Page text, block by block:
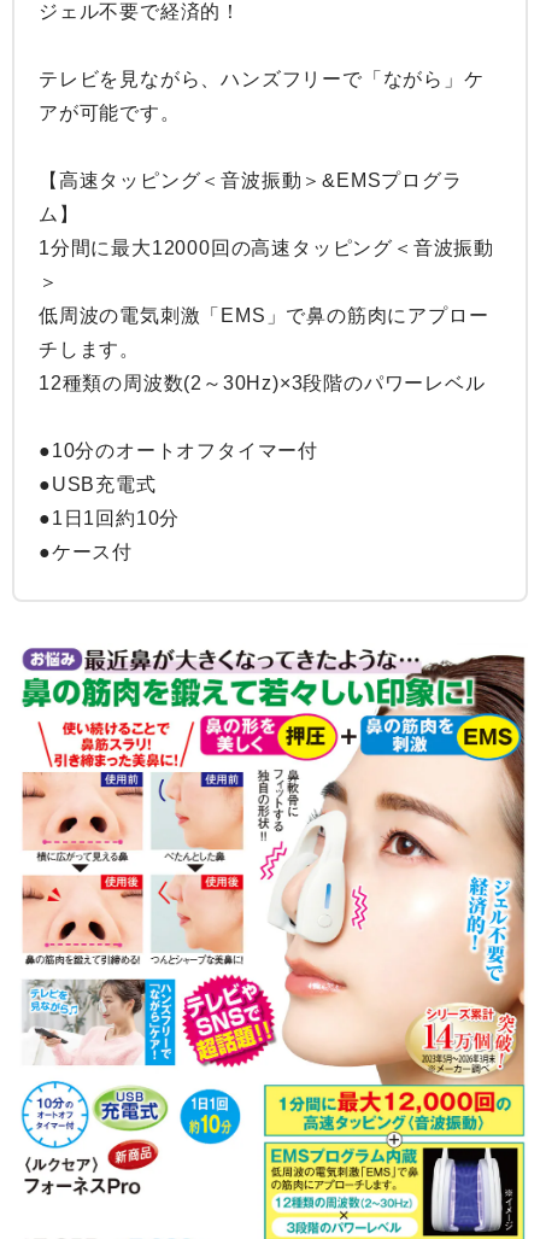
ジェル不要で経済的！
テレビを見ながら、ハンズフリーで「ながら」ケ
アが可能です。
【高速タッピング＜音波振動＞&EMSプログラ
ム】
1分間に最大12000回の高速タッピング＜音波振動
＞
低周波の電気刺激「EMS」で鼻の筋肉にアプロー
チします。
12種類の周波数(2～30Hz)×3段階のパワーレベル
●10分のオートオフタイマー付
●USB充電式
●1日1回約10分
●ケース付